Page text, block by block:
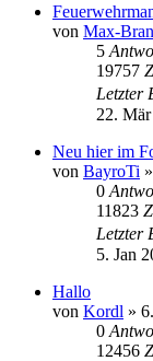
von Max-
5
19757
Letzter
22.
Neu hier im
von BayroTi »
0
11823
Letzter
5. Jan
Hallo
von Kordl »
0
12456